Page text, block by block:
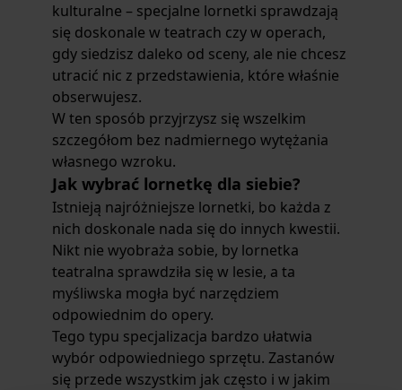
kulturalne – specjalne lornetki sprawdzają
się doskonale w teatrach czy w operach,
gdy siedzisz daleko od sceny, ale nie chcesz
utracić nic z przedstawienia, które właśnie
obserwujesz.
W ten sposób przyjrzysz się wszelkim
szczegółom bez nadmiernego wytężania
własnego wzroku.
Jak wybrać lornetkę dla siebie?
Istnieją najróżniejsze lornetki, bo każda z
nich doskonale nada się do innych kwestii.
Nikt nie wyobraża sobie, by lornetka
teatralna sprawdziła się w lesie, a ta
myśliwska mogła być narzędziem
odpowiednim do opery.
Tego typu specjalizacja bardzo ułatwia
wybór odpowiedniego sprzętu. Zastanów
się przede wszystkim jak często i w jakim